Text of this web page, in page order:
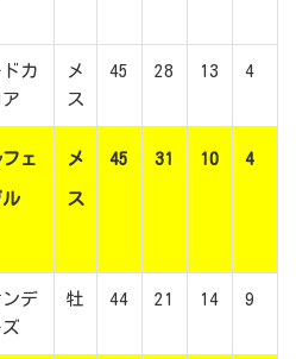
カ
メ
ス
45 28 13 4
ェ メ
ス
45 31 10 4
ンデ
牡 44 21 14 9